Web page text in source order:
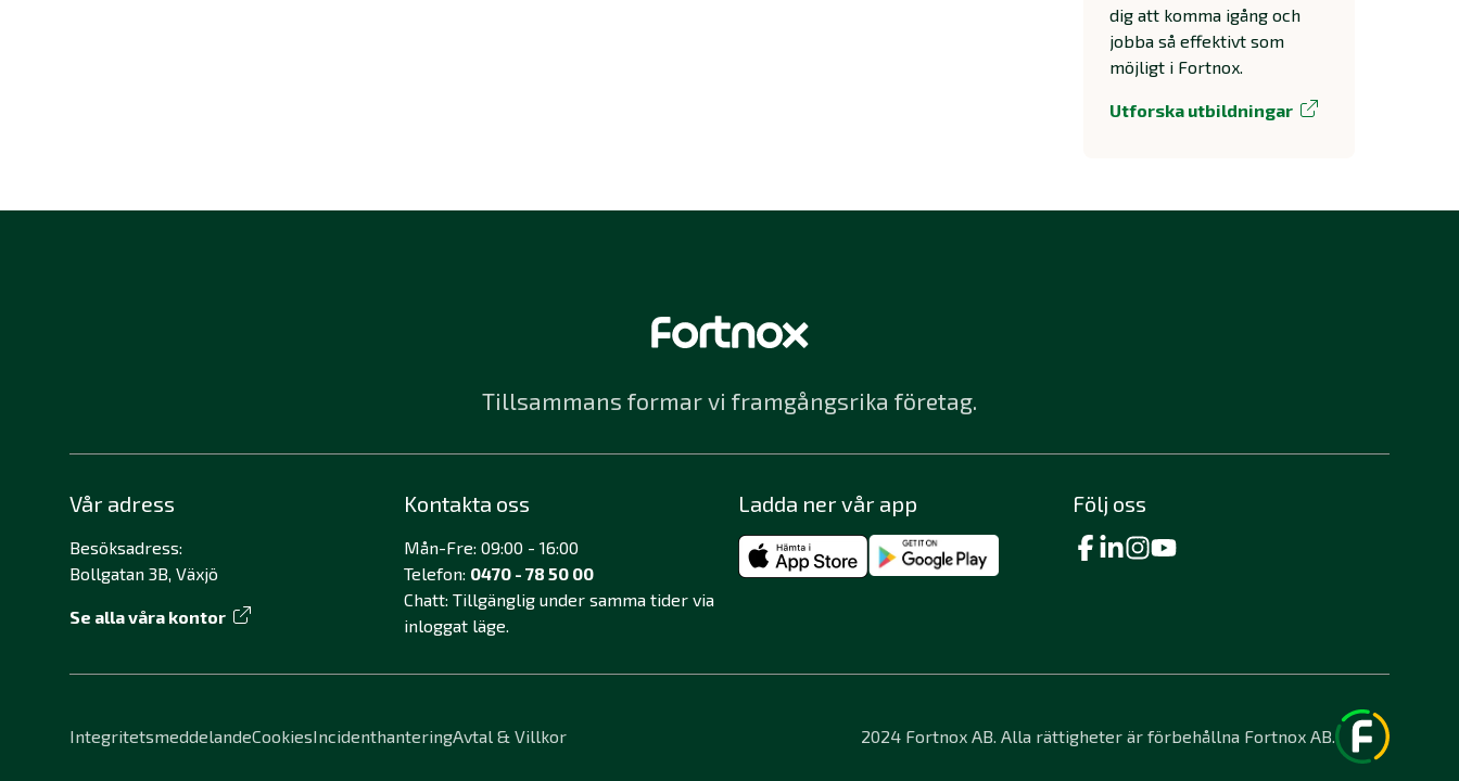
dig att komma igång och
jobba så effektivt som
möjligt i Fortnox.
Utforska utbildningar
Tillsammans formar vi framgångsrika företag.
Vår adress
Besöksadress:
Bollgatan 3B, Växjö
Se alla våra kontor
Kontakta oss
Mån-Fre: 09:00 - 16:00
Telefon: 0470 - 78 50 00
Chatt: Tillgänglig under samma tider via
inloggat läge.
Ladda ner vår app Följ oss
IntegritetsmeddelandeCookiesIncidenthanteringAvtal & Villkor 2024 Fortnox AB. Alla rättigheter är förbehållna Fortnox AB.